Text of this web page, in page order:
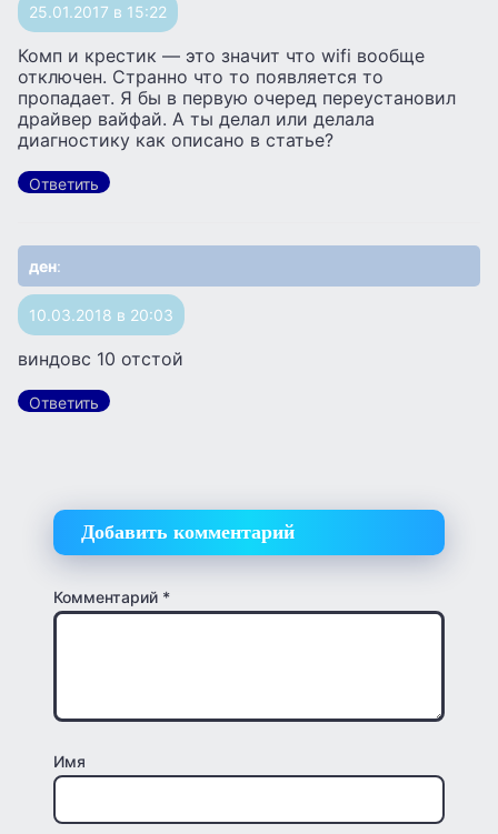
25.01.2017 в 15:22
Комп и крестик — это значит что wifi вообще
отключен. Странно что то появляется то
пропадает. Я бы в первую очеред переустановил
драйвер вайфай. А ты делал или делала
диагностику как описано в статье?
Ответить
ден:
10.03.2018 в 20:03
виндовс 10 отстой
Ответить
Добавить комментарий
Комментарий *
Имя